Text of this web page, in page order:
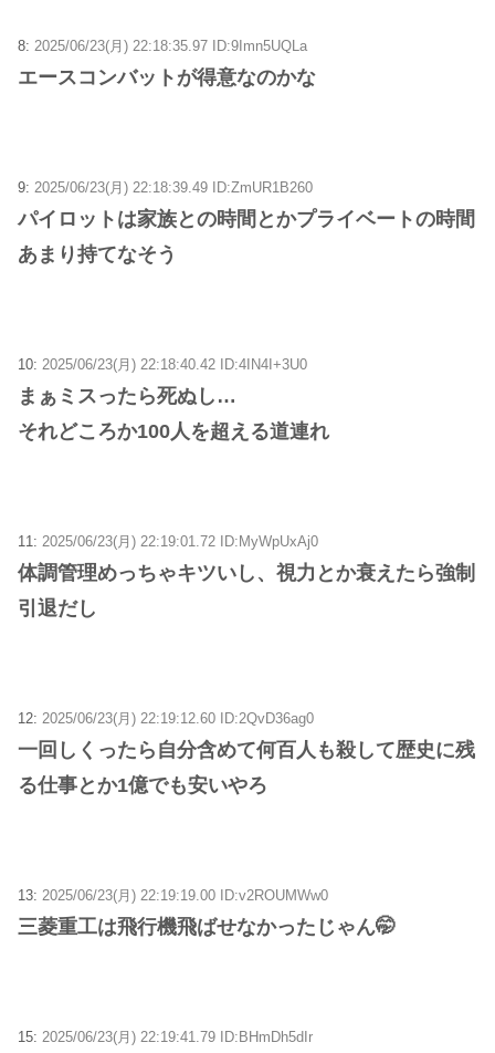
8: 2025/06/23(月) 22:18:35.97 ID:9Imn5UQLa
エースコンバットが得意なのかな
9: 2025/06/23(月) 22:18:39.49 ID:ZmUR1B260
パイロットは家族との時間とかプライベートの時間
あまり持てなそう
10: 2025/06/23(月) 22:18:40.42 ID:4IN4I+3U0
まぁミスったら死ぬし…
それどころか100人を超える道連れ
11: 2025/06/23(月) 22:19:01.72 ID:MyWpUxAj0
体調管理めっちゃキツいし、視力とか衰えたら強制
引退だし
12: 2025/06/23(月) 22:19:12.60 ID:2QvD36ag0
一回しくったら自分含めて何百人も殺して歴史に残
る仕事とか1億でも安いやろ
13: 2025/06/23(月) 22:19:19.00 ID:v2ROUMWw0
三菱重工は飛行機飛ばせなかったじゃん🤭
15: 2025/06/23(月) 22:19:41.79 ID:BHmDh5dIr